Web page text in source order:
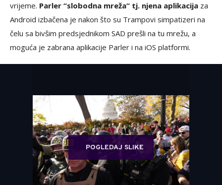
vrijeme. Parler “slobodna mreža“ tj. njena aplikacija za
Android izbačena je nakon što su Trampovi simpatizeri na
čelu sa bivšim predsjednikom SAD prešli na tu mrežu, a
moguća je zabrana aplikacije Parler i na iOS platformi.
POGLEDAJ SLIKE